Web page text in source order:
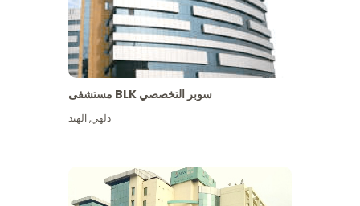
مستشفى BLK سوبر التخصصي
دلهي,الهند